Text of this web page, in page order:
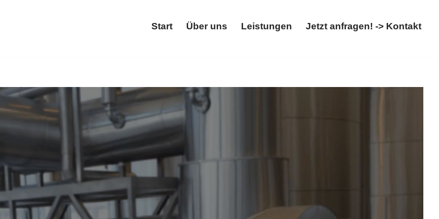
Start Über uns Leistungen Jetzt anfragen! -> Kontakt